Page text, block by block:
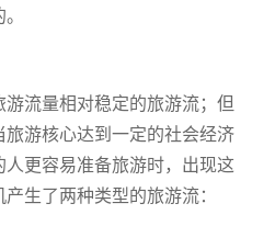
流量相对稳定的旅游流；但
游核心达到一定的社会经济
更容易准备旅游时，出现这
生了两种类型的旅游流：